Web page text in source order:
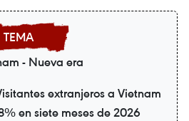
- Nueva era
extranjeros a Vietnam
en siete meses de 2026